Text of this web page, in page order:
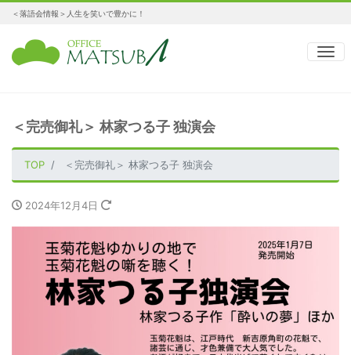
＜落語会情報＞人生を笑いで豊かに！
ナ
＜完売御礼＞ 林家つる子 独演会
TOP ＜完売御礼＞ 林家つる子 独演会
2024年12月4日